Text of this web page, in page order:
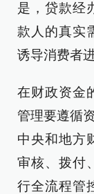
是，贷款经
款人的真实
诱导消费者
在财政资金
管理要遵循
中央和地方
审核、拨付
行全流程管